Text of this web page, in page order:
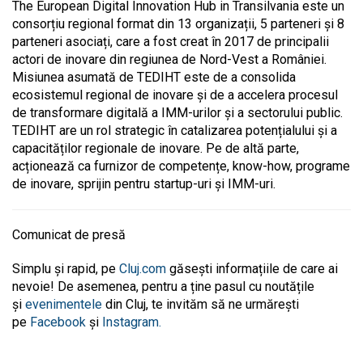
The European Digital Innovation Hub in Transilvania este un
consorțiu regional format din 13 organizații, 5 parteneri și 8
parteneri asociați, care a fost creat în 2017 de principalii
actori de inovare din regiunea de Nord-Vest a României.
Misiunea asumată de TEDIHT este de a consolida
ecosistemul regional de inovare și de a accelera procesul
de transformare digitală a IMM-urilor și a sectorului public.
TEDIHT are un rol strategic în catalizarea potențialului și a
capacităților regionale de inovare. Pe de altă parte,
acționează ca furnizor de competențe, know-how, programe
de inovare, sprijin pentru startup-uri și IMM-uri.
Comunicat de presă
Simplu și rapid, pe Cluj.com găsești informațiile de care ai
nevoie! De asemenea, pentru a ține pasul cu noutățile
și evenimentele din Cluj, te invităm să ne urmărești
pe Facebook și Instagram.